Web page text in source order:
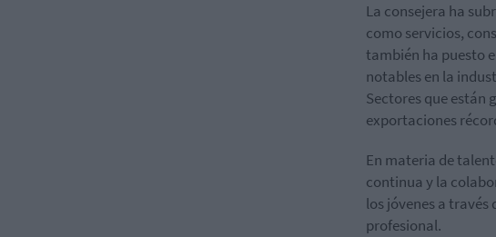
La consejera ha
como servicios,
también ha puesto
notables en la
Sectores que están
exportaciones
En materia de
continua y la
los jóvenes a
profesional.